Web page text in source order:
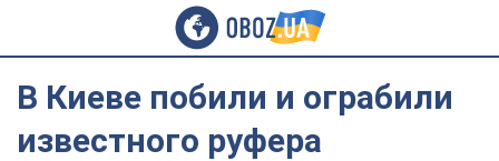
В Киеве побили и ограбили
известного руфера